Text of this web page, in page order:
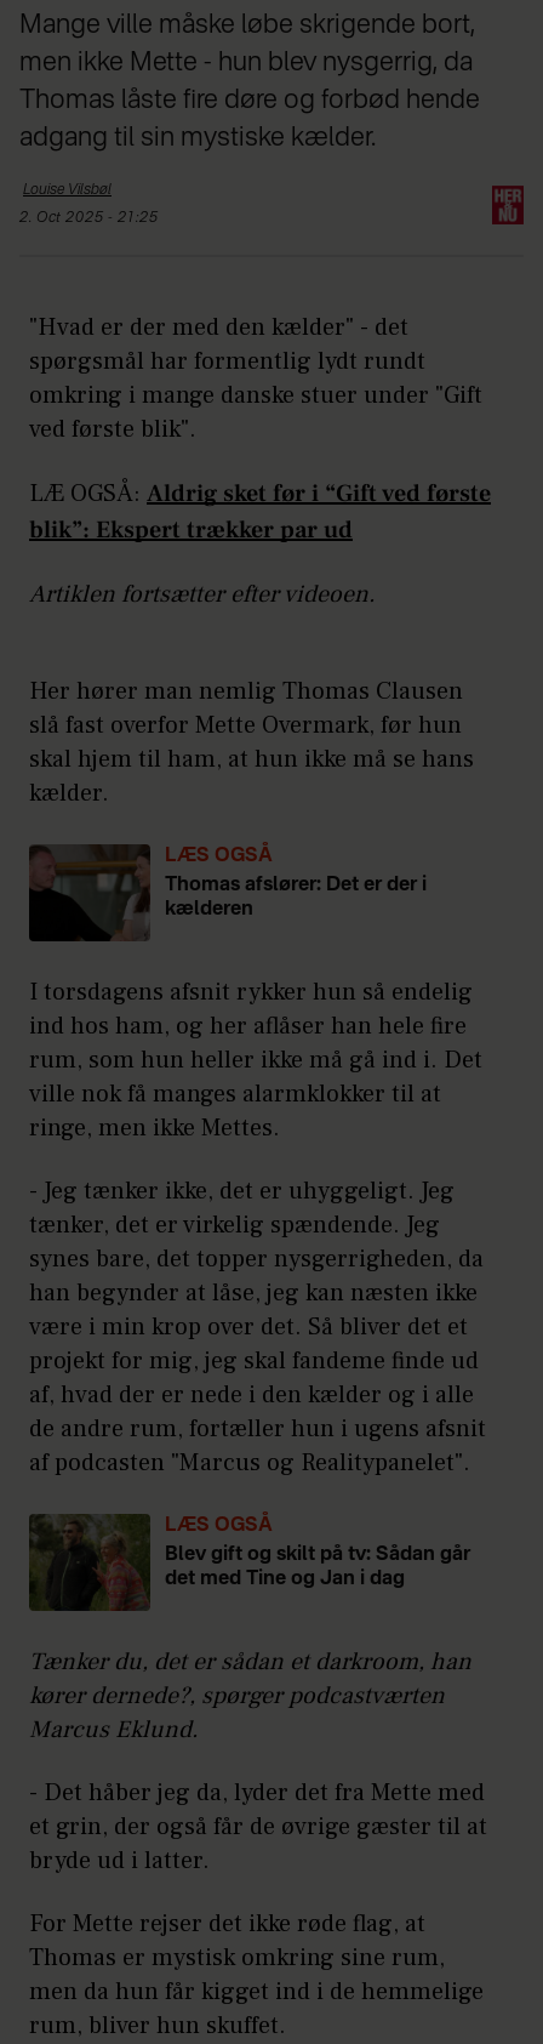
Mange ville måske løbe skrigende bort,
men ikke Mette - hun blev nysgerrig, da
Thomas låste fire døre og forbød hende
adgang til sin mystiske kælder.
Louise Vilsbøl
2. Oct 2025 - 21:25
"Hvad er der med den kælder" - det
spørgsmål har formentlig lydt rundt
omkring i mange danske stuer under "Gift
ved første blik".
LÆ OGSÅ: Aldrig sket før i “Gift ved første
blik”: Ekspert trækker par ud
Artiklen fortsætter efter videoen.
Her hører man nemlig Thomas Clausen
slå fast overfor Mette Overmark, før hun
skal hjem til ham, at hun ikke må se hans
kælder.
LÆS OGSÅ
Thomas afslører: Det er der i
kælderen
I torsdagens afsnit rykker hun så endelig
ind hos ham, og her aflåser han hele fire
rum, som hun heller ikke må gå ind i. Det
ville nok få manges alarmklokker til at
ringe, men ikke Mettes.
- Jeg tænker ikke, det er uhyggeligt. Jeg
tænker, det er virkelig spændende. Jeg
synes bare, det topper nysgerrigheden, da
han begynder at låse, jeg kan næsten ikke
være i min krop over det. Så bliver det et
projekt for mig, jeg skal fandeme finde ud
af, hvad der er nede i den kælder og i alle
de andre rum, fortæller hun i ugens afsnit
af podcasten "Marcus og Realitypanelet".
LÆS OGSÅ
Blev gift og skilt på tv: Sådan går
det med Tine og Jan i dag
Tænker du, det er sådan et darkroom, han
kører dernede?, spørger podcastværten
Marcus Eklund.
- Det håber jeg da, lyder det fra Mette med
et grin, der også får de øvrige gæster til at
bryde ud i latter.
For Mette rejser det ikke røde flag, at
Thomas er mystisk omkring sine rum,
men da hun får kigget ind i de hemmelige
rum, bliver hun skuffet.